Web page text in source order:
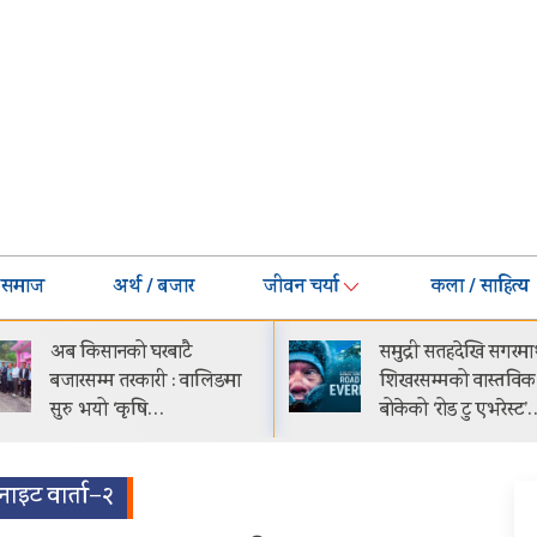
समाज अर्थ / बजार जीवन चर्या कला / साहित्य
समुद्री सतहदेखि सगरमाथाको
शिखरसम्मको वास्तविक यात्रा
बोकेको ‘रोड टु एभरेस्ट’…
भक्तपुरको
साउनभित्रै स्थायी
पुर्जा वितरण गरिने
वार्ता–२